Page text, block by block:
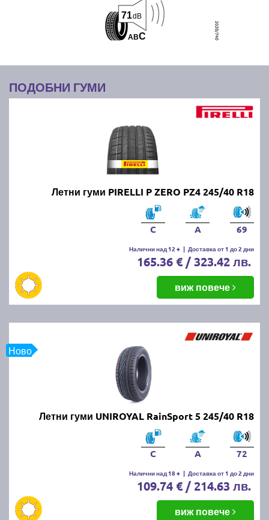
ABC
71dB
ПОДОБНИ ГУМИ
Летни гуми PIRELLI P ZERO PZ4 245/40 R18
C A 69
Налични над 12 + | Доставка от 1 до 2 дни
165.36 € / 323.42 лв.
виж повече
Ново
Летни гуми UNIROYAL RainSport 5 245/40 R18
C A 72
Налични над 18 + | Доставка от 1 до 2 дни
109.74 € / 214.63 лв.
виж повече